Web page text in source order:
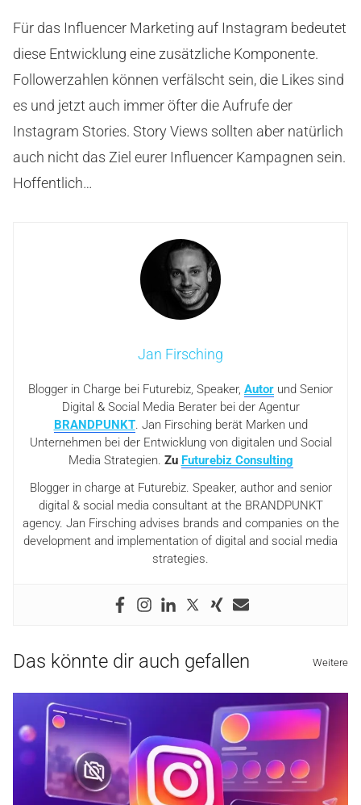
Für das Influencer Marketing auf Instagram bedeutet
diese Entwicklung eine zusätzliche Komponente.
Followerzahlen können verfälscht sein, die Likes sind
es und jetzt auch immer öfter die Aufrufe der
Instagram Stories. Story Views sollten aber natürlich
auch nicht das Ziel eurer Influencer Kampagnen sein.
Hoffentlich…
Jan Firsching
Blogger in Charge bei Futurebiz, Speaker, Autor und Senior
Digital & Social Media Berater bei der Agentur
BRANDPUNKT. Jan Firsching berät Marken und
Unternehmen bei der Entwicklung von digitalen und Social
Media Strategien. Zu Futurebiz Consulting
Blogger in charge at Futurebiz. Speaker, author and senior
digital & social media consultant at the BRANDPUNKT
agency. Jan Firsching advises brands and companies on the
development and implementation of digital and social media
strategies.
Das könnte dir auch gefallen Weitere